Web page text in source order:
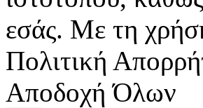
εσάς. Με τη
Πολιτική
Αποδοχή Όλων